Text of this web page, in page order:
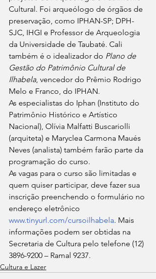
Cultural. Foi arqueólogo de órgãos de
preservação, como IPHAN-SP; DPH-
SJC, IHGI e Professor de Arqueologia
da Universidade de Taubaté. Cali
também é o idealizador do Plano de
Gestão do Patrimônio Cultural de
Ilhabela, vencedor do Prêmio Rodrigo
Melo e Franco, do IPHAN.
As especialistas do Iphan (Instituto do
Patrimônio Histórico e Artístico
Nacional), Olívia Malfatti Buscariolli
(arquiteta) e Maryclea Carmona Maués
Neves (analista) também farão parte da
programação do curso.
As vagas para o curso são limitadas e
quem quiser participar, deve fazer sua
inscrição preenchendo o formulário no
endereço eletrônico
www.tinyurl.com/cursoilhabela. Mais
informações podem ser obtidas na
Secretaria de Cultura pelo telefone (12)
3896-9200 – Ramal 9237.
Cultura e Lazer